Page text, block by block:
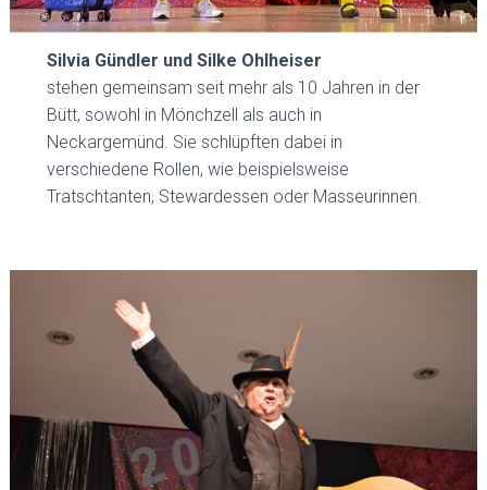
Silvia Gündler und Silke Ohlheiser
stehen gemeinsam seit mehr als 10 Jahren in der
Bütt, sowohl in Mönchzell als auch in
Neckargemünd. Sie schlüpften dabei in
verschiedene Rollen, wie beispielsweise
Tratschtanten, Stewardessen oder Masseurinnen.